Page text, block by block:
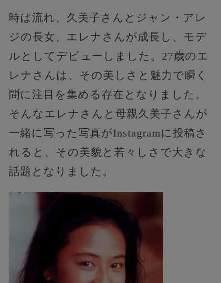
時は流れ、久美子さんとジャン・アレ
ジの長女、エレナさんが成長し、モデ
ルとしてデビューしました。27歳のエ
レナさんは、その美しさと魅力で瞬く
間に注目を集める存在となりました。
そんなエレナさんと母親久美子さんが
一緒に写った写真がInstagramに投稿さ
れると、その美貌と若々しさで大きな
話題となりました。